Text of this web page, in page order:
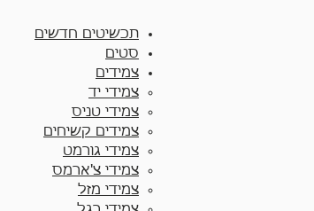
תכשיטים חדשים
סטים
צמידים
צמידי יד​
צמידי טניס
צמידים קשיחים
צמידי גורמט
צמידי צ'ארמס
צמידי מזל